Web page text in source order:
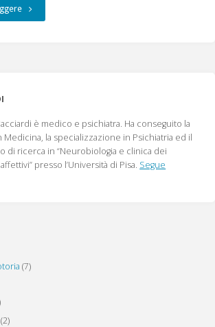
"Agitazione
trattamento"
è medico e psichiatra. Ha conseguito la
Medicina, la specializzazione in Psichiatria ed il
di ricerca in “Neurobiologia e clinica dei
presso l’Università di Pisa. Segue
(7)
(2)